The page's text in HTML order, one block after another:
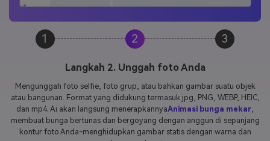
1 2 3
Langkah 3. Buat & unduh video mekar Anda
Dalam hitungan detik, video Anda akan siap dalam format vertikal,
cocok untuk tiktok, gulungan instagram, dan celana pendek youtube.
Cukup unduh, bagikan, dan saksikan pembuatan efek ai bloom Anda
memikat audiens, meningkatkan keterlibatan, dan membantu konten
Anda menjadi viral.